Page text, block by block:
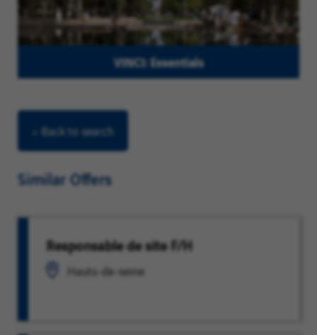
VINCI: Essentials
< Back to search
Similar Offers
Responsable de site F/H
Hauts-de-seine